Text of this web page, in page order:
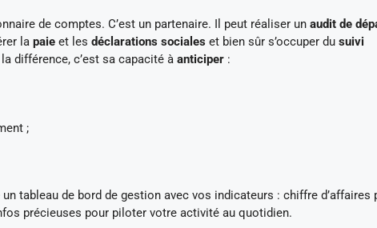
de comptes. C’est un partenaire. Il peut réaliser un audit de
la paie et les déclarations sociales et bien sûr s’occuper du suivi
différence, c’est sa capacité à anticiper :
;
tableau de bord de gestion avec vos indicateurs : chiffre d’affaires
précieuses pour piloter votre activité au quotidien.